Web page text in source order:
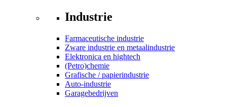
Industrie
Farmaceutische industrie
Zware industrie en metaalindustrie
Elektronica en hightech
(Petro)chemie
Grafische / papierindustrie
Auto-industrie
Garagebedrijven